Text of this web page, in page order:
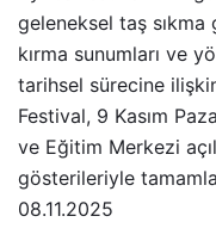
geleneksel taş sıkma
kırma sunumları ve
tarihsel sürecine
Festival, 9 Kasım
ve Eğitim Merkezi
gösterileriyle
08.11.2025